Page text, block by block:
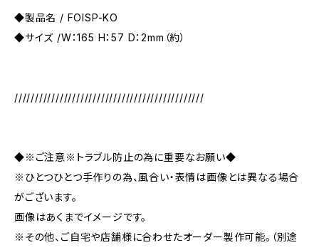
◆製品名 / FOISP-KO
◆サイズ /W：165 H：57 D：2mm（約）
//////////////////////////////////////////////
◆※ご注意※トラブル防止の為に重要なお願い◆
※ひとつひとつ手作りの為、風合い・表情は画像とは異なる場合
がございます。
画像はあくまでイメージです。
※その他、ご自宅や店舗様に合わせたオーダー製作可能。（別途